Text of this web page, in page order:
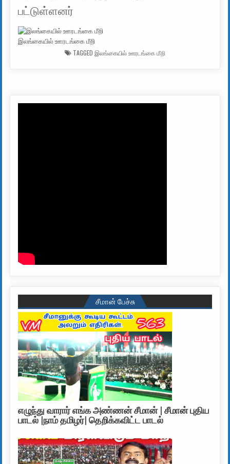
பட்டுள்ளனர்
இலங்கையில் ஊரடங்கை மீறி
TAGGED இலங்கையில் ஊரடங்கை மீறி
சீமான் பேச்சு
எழுந்து வாரார் எங்க அண்ணன் சீமான் | சீமான் புதிய
பாடல் |நாம் தமிழர்| தெறிக்கவிட்ட பாடல்